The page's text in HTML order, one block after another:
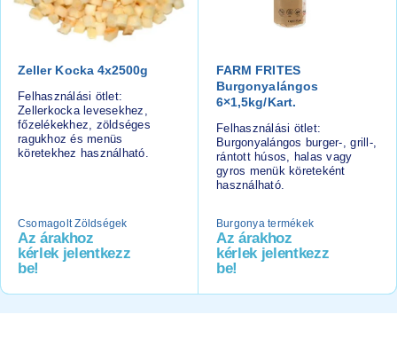
Zeller Kocka 4x2500g
Felhasználási ötlet:
Zellerkocka levesekhez,
főzelékekhez, zöldséges
ragukhoz és menüs
köretekhez használható.
Csomagolt Zöldségek
Az árakhoz
kérlek jelentkezz
be!
FARM FRITES
Burgonyalángos
6×1,5kg/kart.
Felhasználási ötlet:
Burgonyalángos burger-, grill-,
rántott húsos, halas vagy
gyros menük köreteként
használható.
Burgonya termékek
Az árakhoz
kérlek jelentkezz
be!